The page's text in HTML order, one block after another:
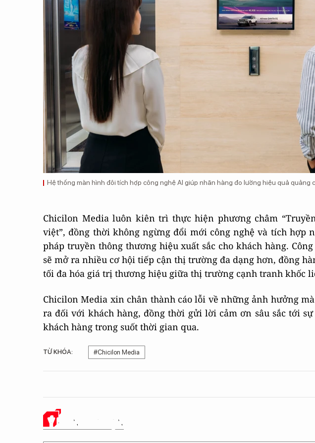
Hệ thống màn hình đôi tích hợp công nghệ AI giúp nhãn hàng đo lường hiệu quả quảng
Chicilon Media luôn kiên trì thực hiện phương châm
việt”, đồng thời không ngừng đổi mới công nghệ và tích hợp
pháp truyền thông thương hiệu xuất sắc cho khách hàng.
sẽ mở ra nhiều cơ hội tiếp cận thị trường đa dạng hơn, đồng
tối đa hóa giá trị thương hiệu giữa thị trường cạnh tranh khốc
Chicilon Media xin chân thành cáo lỗi về những ảnh hưởng
ra đối với khách hàng, đồng thời gửi lời cảm ơn sâu sắc tới
khách hàng trong suốt thời gian qua.
TỪ KHÓA: #Chicilon Media
Ý KIẾN CỦA BẠN